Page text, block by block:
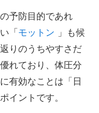
予防目的であれ
「 モットン
」も候
りのうちやすさだ
れており、体圧分
有効なことは「日
イントです。